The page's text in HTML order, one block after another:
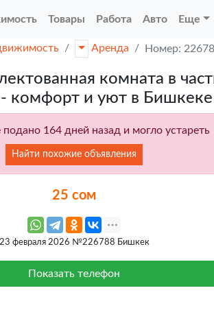
Товары Работа Авто Еще
Аренда Номер:
комната в
- комфорт и уют в Бишкеке
164 дней назад и могло устареть
Найти похожие объявления
25 сом
23 февраля 2026 №226788 Бишкек
Показать телефон